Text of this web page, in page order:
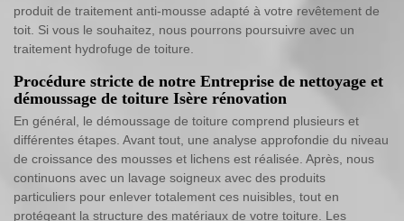
produit de traitement anti-mousse adapté à votre revêtement de
toit. Si vous le souhaitez, nous pourrons poursuivre avec un
traitement hydrofuge de toiture.
Procédure stricte de notre Entreprise de nettoyage et
démoussage de toiture Isère rénovation
En général, le démoussage de toiture comprend plusieurs et
différentes étapes. Avant tout, une analyse approfondie du niveau
de croissance des mousses et lichens est réalisée. Après, nous
continuons avec un lavage soigneux avec des produits
particuliers pour enlever totalement ces nuisibles, tout en
protégeant la structure des matériaux de votre toiture. Les